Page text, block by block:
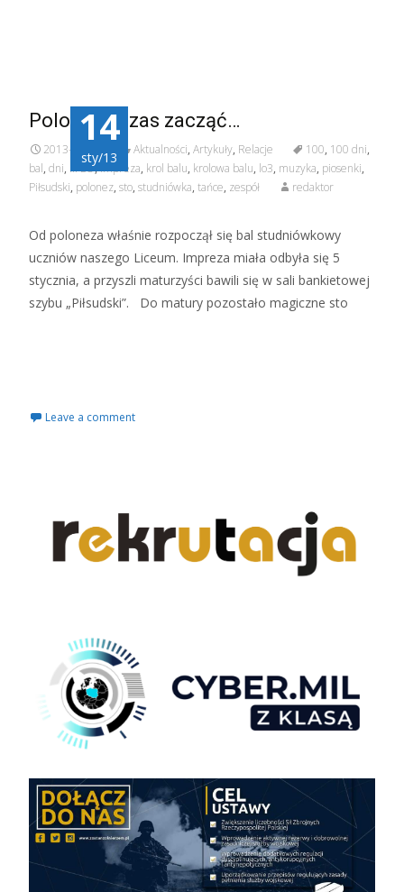
14
sty/13
Poloneza czas zacząć…
2013-01-14 Aktualności, Artykuły, Relacje 100, 100 dni,
bal, dni, III LO,impreza, krol balu, krolowa balu, lo3, muzyka, piosenki,
Piłsudski, polonez, sto, studniówka, tańce, zespół redaktor
Od poloneza właśnie rozpoczął się bal studniówkowy
uczniów naszego Liceum. Impreza miała odbyła się 5
stycznia, a przyszli maturzyści bawili się w sali bankietowej
szybu „Piłsudski”. Do matury pozostało magiczne sto
Leave a comment